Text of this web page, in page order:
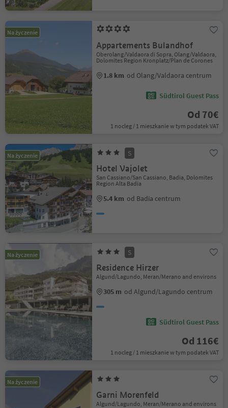
Na życzenie
Appartements Bulandhof
Oberolang/Valdaora di Sopra, Olang/Valdaora,
Dolomites Region Kronplatz/Plan de Corones
1.8 km od Olang/Valdaora centrum
Südtirol Guest Pass
Od 70€
1 nocleg / 1 mieszkanie w tym podatek VAT
Na życzenie S
Hotel Vajolet
San Cassiano/San Cassiano, Badia, Dolomites
Region Alta Badia
5.4 km od Badia centrum
Na życzenie S
Residence Hirzer
Algund/Lagundo, Meran/Merano and environs
305 m od Algund/Lagundo centrum
Südtirol Guest Pass
Od 116€
1 nocleg / 1 mieszkanie w tym podatek VAT
Na życzenie
Garni Morenfeld
Algund/Lagundo, Meran/Merano and environs